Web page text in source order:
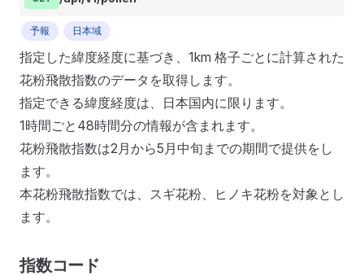
予報 日本域
指定した緯度経度に基づき、1km 格子ごとに計算された
花粉飛散指数のデータを取得します。
指定できる緯度経度は、日本国内に限ります。
1時間ごと48時間分の情報が含まれます。
花粉飛散指数は2月から5月中旬までの期間で提供をし
ます。
本花粉飛散指数では、スギ花粉、ヒノキ花粉を対象とし
ます。
指数コード